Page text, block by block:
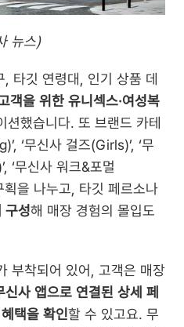
뉴스)
타깃 연령대, 인기 상품 데
객을 위한 유니섹스·여성복
션했습니다. 또 브랜드 카테
‘무신사 걸즈(Girls)’, ‘무
‘무신사 워크&포멀
을 나누고, 타깃 페르소나
구성해 매장 경험의 몰입도
부착되어 있어, 고객은 매장
신사 앱으로 연결된 상세 페
택을 확인할 수 있고요. 무